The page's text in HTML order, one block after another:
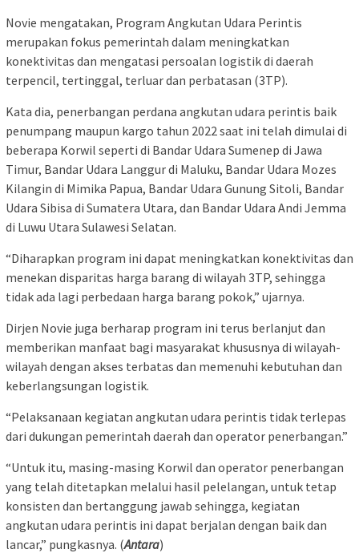
Novie mengatakan, Program Angkutan Udara Perintis
merupakan fokus pemerintah dalam meningkatkan
konektivitas dan mengatasi persoalan logistik di daerah
terpencil, tertinggal, terluar dan perbatasan (3TP).
Kata dia, penerbangan perdana angkutan udara perintis baik
penumpang maupun kargo tahun 2022 saat ini telah dimulai di
beberapa Korwil seperti di Bandar Udara Sumenep di Jawa
Timur, Bandar Udara Langgur di Maluku, Bandar Udara Mozes
Kilangin di Mimika Papua, Bandar Udara Gunung Sitoli, Bandar
Udara Sibisa di Sumatera Utara, dan Bandar Udara Andi Jemma
di Luwu Utara Sulawesi Selatan.
“Diharapkan program ini dapat meningkatkan konektivitas dan
menekan disparitas harga barang di wilayah 3TP, sehingga
tidak ada lagi perbedaan harga barang pokok,” ujarnya.
Dirjen Novie juga berharap program ini terus berlanjut dan
memberikan manfaat bagi masyarakat khususnya di wilayah-
wilayah dengan akses terbatas dan memenuhi kebutuhan dan
keberlangsungan logistik.
“Pelaksanaan kegiatan angkutan udara perintis tidak terlepas
dari dukungan pemerintah daerah dan operator penerbangan.”
“Untuk itu, masing-masing Korwil dan operator penerbangan
yang telah ditetapkan melalui hasil pelelangan, untuk tetap
konsisten dan bertanggung jawab sehingga, kegiatan
angkutan udara perintis ini dapat berjalan dengan baik dan
lancar,” pungkasnya. (Antara)